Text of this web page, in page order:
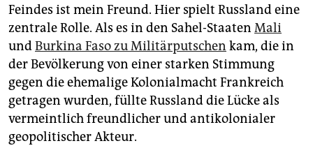
Feindes ist mein Freund. Hier spielt Russland eine
zentrale Rolle. Als es in den Sahel-Staaten Mali
undBurkina Faso zu Militärputschen kam, die in
der Bevölkerung von einer starken Stimmung
gegen die ehemalige Kolonialmacht Frankreich
getragen wurden, füllte Russland die Lücke als
vermeintlich freundlicher und antikolonialer
geopolitischer Akteur.